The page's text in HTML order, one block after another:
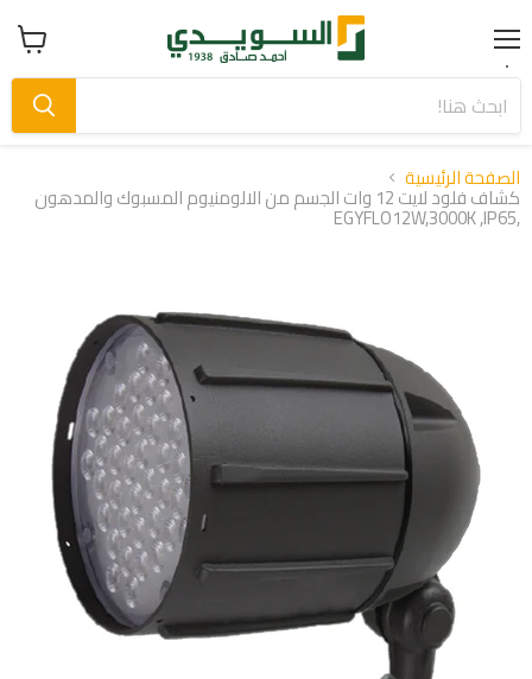
Menu عرض
سلة
الصفحة الرئيسية
كشاف فلود لايت 12 وات الجسم من الالومنيوم المسبوك والمدهون
,EGYFLO12W,3000K ,IP65